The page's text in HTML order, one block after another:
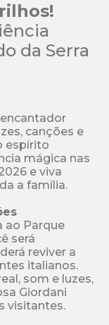
da Serra
canções e
espírito
mágica nas
e viva
a família.
ao Parque
será
reviver a
italianos.
som e luzes,
Giordani
visitantes.